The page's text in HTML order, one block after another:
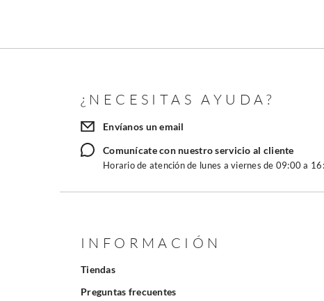
¿NECESITAS AYUDA?
Envíanos un email
Comunícate con nuestro servicio al cliente
Horario de atención de lunes a viernes de 09:00 a
INFORMACIÓN
Tiendas
Preguntas frecuentes